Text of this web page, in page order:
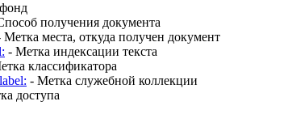
получения документа
Метка места, откуда получен документ
- Метка индексации текста
классификатора
- Метка служебной коллекции
доступа